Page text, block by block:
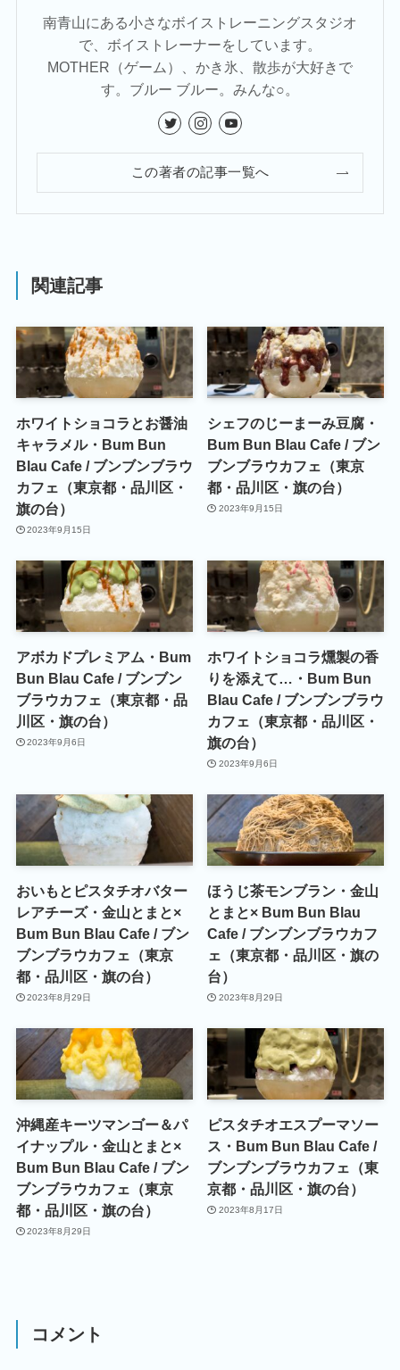
南青山にある小さなボイストレーニングスタジオ
で、ボイストレーナーをしています。
MOTHER（ゲーム）、かき氷、散歩が大好きで
す。ブルー ブルー。みんな○。
この著者の記事一覧へ
関連記事
ホワイトショコラとお醤油
キャラメル・Bum Bun
Blau Cafe / ブンブンブラウ
カフェ（東京都・品川区・
旗の台）
2023年9月15日
シェフのじーまーみ豆腐・
Bum Bun Blau Cafe / ブン
ブンブラウカフェ（東京
都・品川区・旗の台）
2023年9月15日
アボカドプレミアム・Bum
Bun Blau Cafe / ブンブン
ブラウカフェ（東京都・品
川区・旗の台）
2023年9月6日
ホワイトショコラ燻製の香
りを添えて…・Bum Bun
Blau Cafe / ブンブンブラウ
カフェ（東京都・品川区・
旗の台）
2023年9月6日
おいもとピスタチオバター
レアチーズ・金山とまと×
Bum Bun Blau Cafe / ブン
ブンブラウカフェ（東京
都・品川区・旗の台）
2023年8月29日
ほうじ茶モンブラン・金山
とまと× Bum Bun Blau
Cafe / ブンブンブラウカフ
ェ（東京都・品川区・旗の
台）
2023年8月29日
沖縄産キーツマンゴー＆パ
イナップル・金山とまと×
Bum Bun Blau Cafe / ブン
ブンブラウカフェ（東京
都・品川区・旗の台）
2023年8月29日
ピスタチオエスプーマソー
ス・Bum Bun Blau Cafe /
ブンブンブラウカフェ（東
京都・品川区・旗の台）
2023年8月17日
コメント